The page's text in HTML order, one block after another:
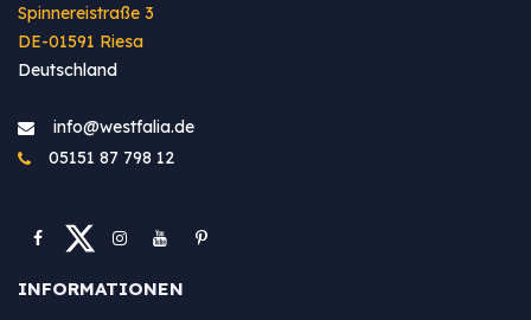
Spinnereistraße 3
DE-01591 Riesa
Deutschland
info@westfa​lia.de
05151 87 798 12
INFORMATIONEN